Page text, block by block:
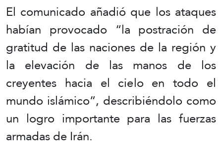
El comunicado añadió que los ataques
habían provocado “la postración de
gratitud de las naciones de la región y
la elevación de las manos de los
creyentes hacia el cielo en todo el
mundo islámico”, describiéndolo como
un logro importante para las fuerzas
armadas de Irán.